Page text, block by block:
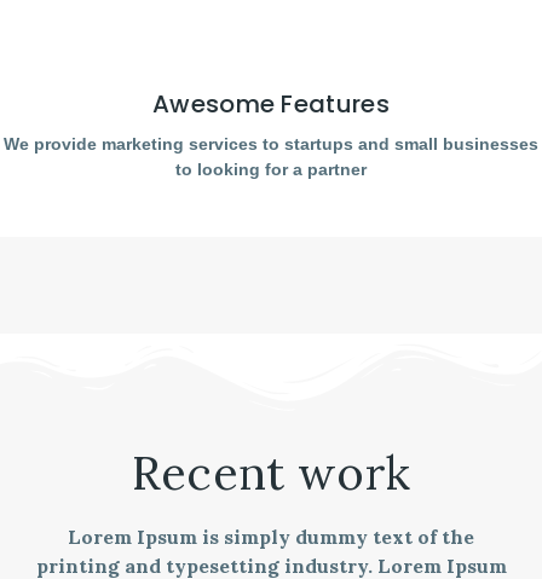
Awesome Features
We provide marketing services to startups and small businesses
to looking for a partner
Recent work
Lorem Ipsum is simply dummy text of the
printing and typesetting industry. Lorem Ipsum